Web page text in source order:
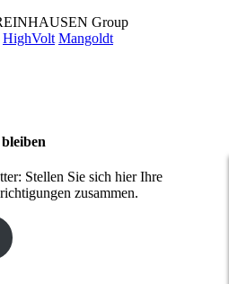
Group
HighVolt Mangoldt
Stellen Sie sich hier Ihre
zusammen.